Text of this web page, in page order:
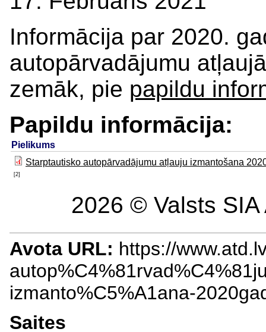
Informācija par 2020.
autopārvadājumu
zemāk, pie papildu
Papildu informācija:
Pielikums
Starptautisko autopārvadājumu atļauju izmantošana
[2]
2026 © Valsts
Avota URL: https://
izmanto%C5%A1ana-
Saites